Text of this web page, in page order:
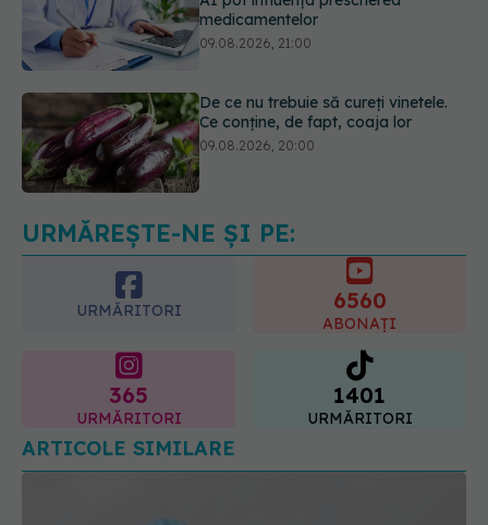
De ce nu trebuie să cureți vinetele.
Ce conține, de fapt, coaja lor
Reglarea emoțională,
10.08.2026, 10:41
URMĂREȘTE-NE ȘI PE:
URMĂRITORI 6560
ABONAȚI
365
URMĂRITORI
1401
URMĂRITORI
ARTICOLE SIMILARE